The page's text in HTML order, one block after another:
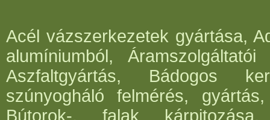
Acél vázszerkezetek gyártása,
alumíniumból,
Aszfaltgyártás, Bádogos
szúnyogháló felmérés,
Bútorok-, falak